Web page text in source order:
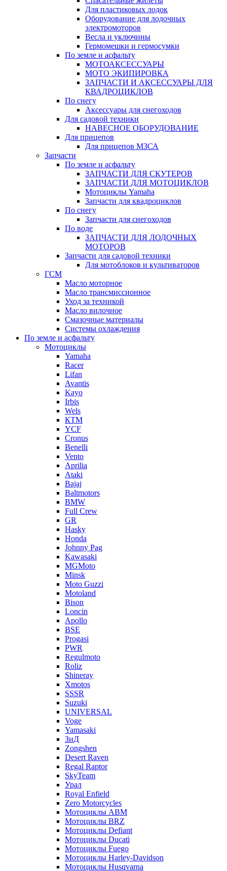
Для пластиковых лодок
Оборудование для лодочных
электромоторов
Весла и уключины
Гермомешки и гермосумки
По земле и асфальту
МОТОАКСЕССУАРЫ
МОТО ЭКИПИРОВКА
ЗАПЧАСТИ И АКСЕССУАРЫ ДЛЯ
КВАДРОЦИКЛОВ
По снегу
Аксессуары для снегоходов
Для садовой техники
НАВЕСНОЕ ОБОРУДОВАНИЕ
Для прицепов
Для прицепов МЗСА
Запчасти
По земле и асфальту
ЗАПЧАСТИ ДЛЯ СКУТЕРОВ
ЗАПЧАСТИ ДЛЯ МОТОЦИКЛОВ
Мотоциклы Yamaha
Запчасти для квадроциклов
По снегу
Запчасти для снегоходов
По воде
ЗАПЧАСТИ ДЛЯ ЛОДОЧНЫХ
МОТОРОВ
Запчасти для садовой техники
Для мотоблоков и культиваторов
ГСМ
Масло моторное
Масло трансмиссионное
Уход за техникой
Масло вилочное
Смазочные материалы
Системы охлаждения
По земле и асфальту
Мотоциклы
Yamaha
Racer
Lifan
Avantis
Kayo
Irbis
Wels
КТМ
YCF
Cronus
Benelli
Vento
Aprilia
Ataki
Bajaj
Baltmotors
BMW
Full Crew
GR
Hasky
Honda
Johnny Pag
Kawasaki
MGMoto
Minsk
Moto Guzzi
Motoland
Bison
Loncin
Apollo
BSE
Progasi
PWR
Regulmoto
Roliz
Shineray
Xmotos
SSSR
Suzuki
UNIVERSAL
Voge
Yamasaki
ЗиД
Zongshen
Desert Raven
Regal Raptor
SkyTeam
Урал
Royal Enfield
Zero Motorcycles
Мотоциклы ABM
Мотоциклы BRZ
Мотоциклы Defiant
Мотоциклы Ducati
Мотоциклы Fuego
Мотоциклы Harley-Davidson
Мотоциклы Husqvarna